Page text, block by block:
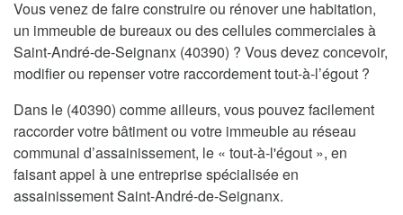
Vous venez de faire construire ou rénover une habitation,
un immeuble de bureaux ou des cellules commerciales à
Saint-André-de-Seignanx (40390) ? Vous devez concevoir,
modifier ou repenser votre raccordement tout-à-l’égout ?
Dans le (40390) comme ailleurs, vous pouvez facilement
raccorder votre bâtiment ou votre immeuble au réseau
communal d’assainissement, le « tout-à-l'égout », en
faisant appel à une entreprise spécialisée en
assainissement Saint-André-de-Seignanx.